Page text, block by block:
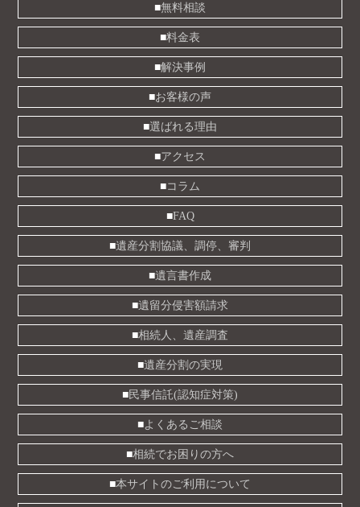
無料相談
料金表
解決事例
お客様の声
選ばれる理由
アクセス
コラム
FAQ
遺産分割協議、調停、審判
遺言書作成
遺留分侵害額請求
相続人、遺産調査
遺産分割の実現
民事信託(認知症対策)
よくあるご相談
相続でお困りの方へ
本サイトのご利用について